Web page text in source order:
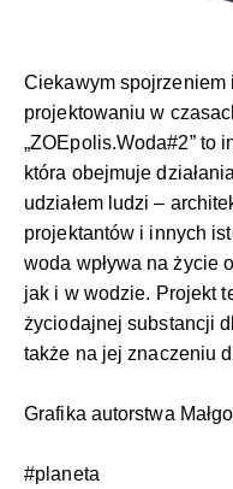
Ciekawym spojrzeniem
projektowaniu w
„ZOEpolis.Woda#2” to
która obejmuje
udziałem ludzi –
projektantów i innych
woda wpływa na życie
jak i w wodzie. Projekt
życiodajnej substancji
także na jej znaczeniu
Grafika autorstwa
#planeta